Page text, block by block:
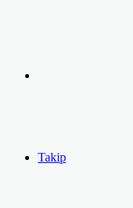
...
Ol
Takip